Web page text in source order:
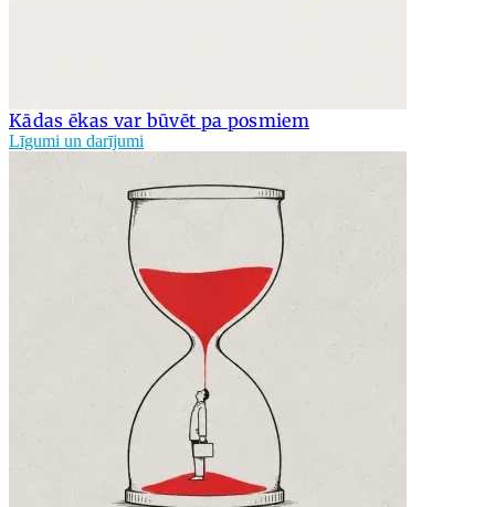
Kādas ēkas var būvēt pa posmiem
Līgumi un darījumi